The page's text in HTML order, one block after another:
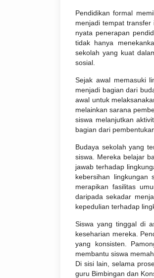
Pendidikan formal
menjadi tempat
nyata penerapan
tidak hanya
sekolah yang kuat
sosial.
Sejak awal memasuki
menjadi bagian dari
awal untuk
melainkan sarana
siswa melanjutkan
bagian dari
Budaya sekolah yang
siswa. Mereka belajar
jawab terhadap
kebersihan lingkungan
merapikan fasilitas
daripada sekadar
kepedulian terhadap
Siswa yang tinggal di
keseharian mereka.
yang konsisten.
membantu siswa
Di sisi lain, selama
guru Bimbingan dan